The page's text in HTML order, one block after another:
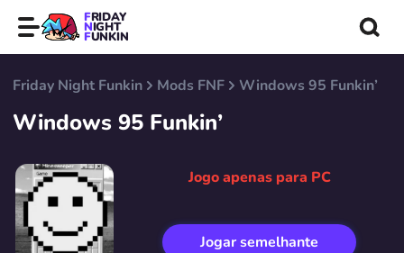
FRIDAY
NIGHT
FUNKIN
Friday Night Funkin Mods FNF Windows 95 Funkin’
Windows 95 Funkin’
Jogo apenas para PC
Jogar semelhante